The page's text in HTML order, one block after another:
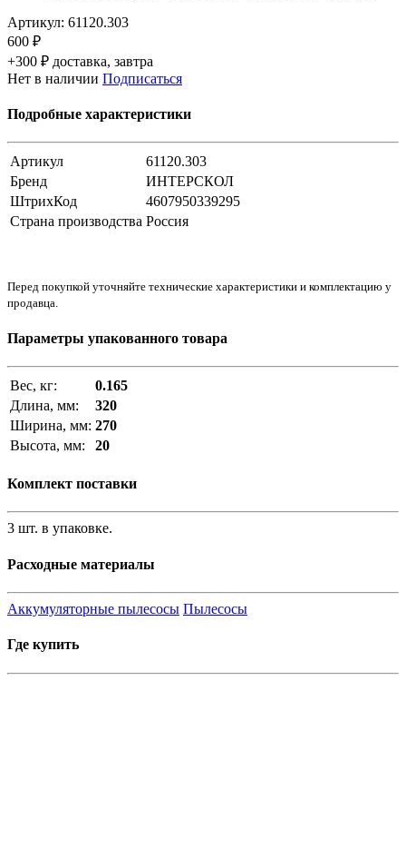
Артикул: 61120.303
600 ₽
+300 ₽ доставка, завтра
Нет в наличии Подписаться
Подробные характеристики
Артикул
61120.303
Бренд
ИНТЕРСКОЛ
ШтрихКод
4607950339295
Страна производства Россия
Перед покупкой уточняйте технические характеристики и комплектацию у
продавца.
Параметры упакованного товара
Вес, кг:
0.165
Длина, мм:
320
Ширина, мм: 270
Высота, мм:
20
Комплект поставки
3 шт. в упаковке.
Расходные материалы
Аккумуляторные пылесосы Пылесосы
Где купить